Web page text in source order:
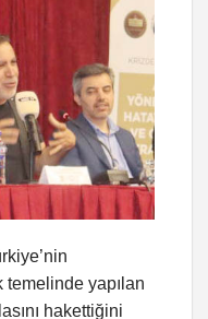
temelinde yapılan
hakettiğini